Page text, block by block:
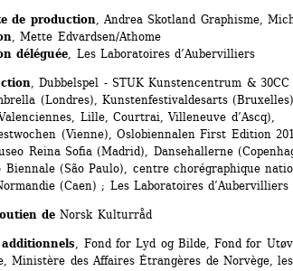
de production, Andrea Skotland Graphisme,
, Mette Edvardsen/Athome
déléguée, Les Laboratoires d’Aubervilliers
, Dubbelspel - STUK Kunstencentrum &
(Londres), Kunstenfestivaldesarts
Lille, Courtrai, Villeneuve d’Ascq),
(Vienne), Oslobiennalen First Edition
Reina Sofia (Madrid), Dansehallerne
Biennale (São Paulo), centre chorégraphique
(Caen) ; Les Laboratoires d’Aubervilliers
deNorsk Kulturråd
, Fond for Lyd og Bilde, Fond for
Ministère des Affaires Étrangères de Norvège,